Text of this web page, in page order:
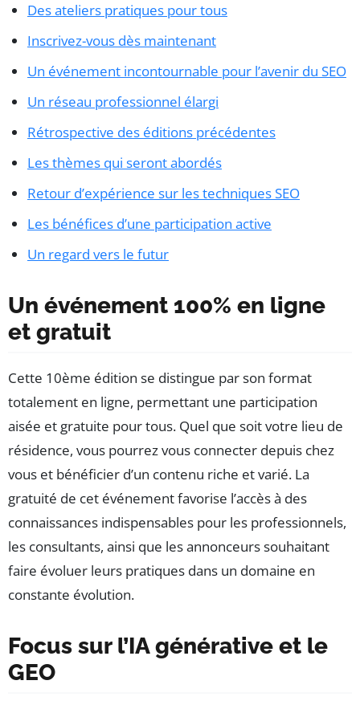
Des ateliers pratiques pour tous
Inscrivez-vous dès maintenant
Un événement incontournable pour l’avenir du SEO
Un réseau professionnel élargi
Rétrospective des éditions précédentes
Les thèmes qui seront abordés
Retour d’expérience sur les techniques SEO
Les bénéfices d’une participation active
Un regard vers le futur
Un événement 100% en ligne
et gratuit
Cette 10ème édition se distingue par son format
totalement en ligne, permettant une participation
aisée et gratuite pour tous. Quel que soit votre lieu de
résidence, vous pourrez vous connecter depuis chez
vous et bénéficier d’un contenu riche et varié. La
gratuité de cet événement favorise l’accès à des
connaissances indispensables pour les professionnels,
les consultants, ainsi que les annonceurs souhaitant
faire évoluer leurs pratiques dans un domaine en
constante évolution.
Focus sur l’IA générative et le
GEO